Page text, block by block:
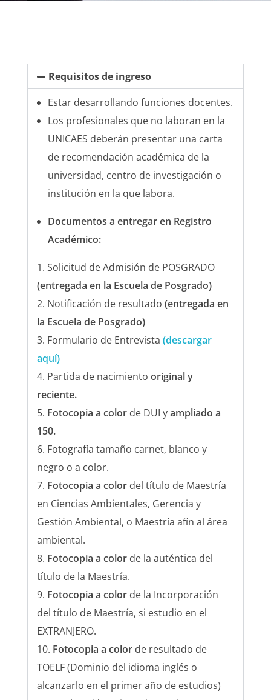
Requisitos de ingreso
Estar desarrollando funciones docentes.
Los profesionales que no laboran en la
UNICAES deberán presentar una carta
de recomendación académica de la
universidad, centro de investigación o
institución en la que labora.
Documentos a entregar en Registro
Académico:
Solicitud de Admisión de POSGRADO
(entregada en la Escuela de Posgrado)
Notificación de resultado (entregada en
la Escuela de Posgrado)
Formulario de Entrevista (descargar
aquí)
Partida de nacimiento original y
reciente.
Fotocopia a color de DUI yampliado a
150.
Fotografía tamaño carnet, blanco y
negro o a color.
Fotocopia a color del título de Maestría
en Ciencias Ambientales, Gerencia y
Gestión Ambiental, o Maestría afín al área
ambiental.
Fotocopia a color de la auténtica del
título de la Maestría.
Fotocopia a color de la Incorporación
del título de Maestría, si estudio en el
EXTRANJERO.
Fotocopia a color de resultado de
TOELF (Dominio del idioma inglés o
alcanzarlo en el primer año de estudios)